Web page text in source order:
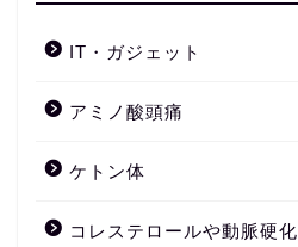
IT・ガジェット
アミノ酸頭痛
ケトン体
コレステロールや動脈硬化